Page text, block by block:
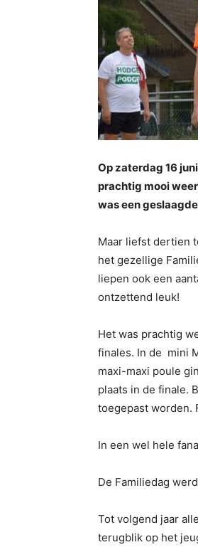
Op zaterdag 16
prachtig mooi
was een
Maar liefst dertien
het gezellige
liepen ook een
ontzettend leuk!
Het was prachtig
finales. In de mini
maxi-maxi poule
plaats in de finale.
toegepast worden.
In een wel hele
De Familiedag
Tot volgend jaar
terugblik op het